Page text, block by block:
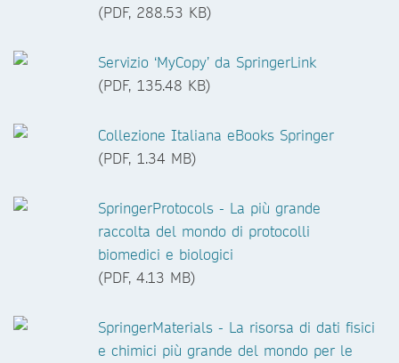
(PDF, 288.53 KB)
Servizio ‘MyCopy’ da SpringerLink
(PDF, 135.48 KB)
Collezione Italiana eBooks Springer
(PDF, 1.34 MB)
SpringerProtocols - La più grande
raccolta del mondo di protocolli
biomedici e biologici
(PDF, 4.13 MB)
SpringerMaterials - La risorsa di dati fisici
e chimici più grande del mondo per le